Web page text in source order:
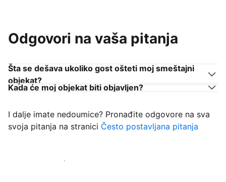
Odgovori na vaša pitanja
Šta se dešava ukoliko gost ošteti moj smeštajni
objekat?
Kada će moj objekat biti objavljen?
I dalje imate nedoumice? Pronađite odgovore na sva
svoja pitanja na stranici Često postavljana pitanja
Počnite da primate goste